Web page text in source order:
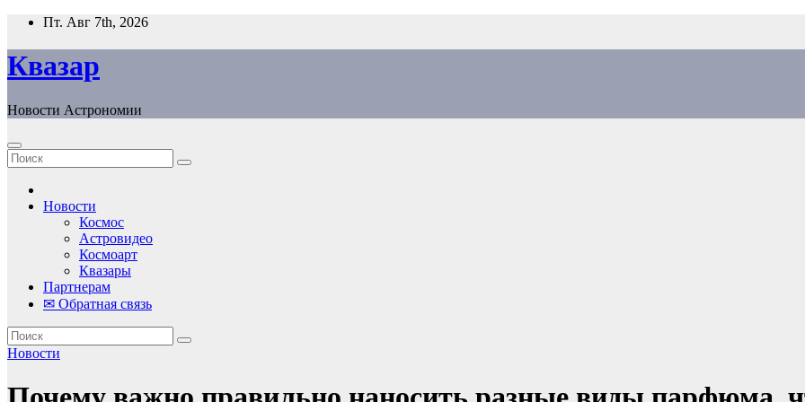
Перейти
содержанию
Пт. Авг 7th, 2026
Квазар
Новости Астрономии
Новости
Космос
Астровидео
Космоарт
Квазары
Партнерам
✉ Обратная связь
Новости